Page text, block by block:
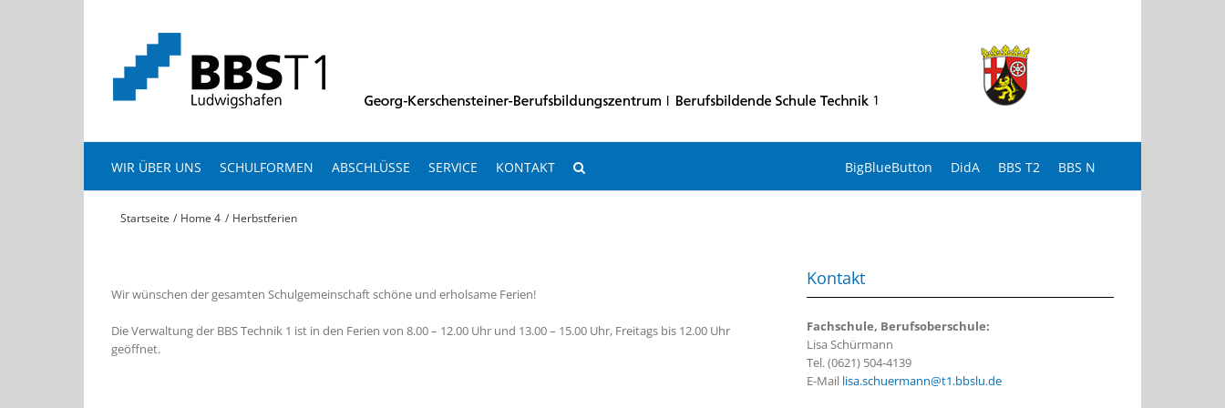
WIR ÜBER UNS SCHULFORMEN ABSCHLÜSSE SERVICE KONTAKT BBS N
BBS T2
DidA
BigBlueButton
Startseite Home 4 Herbstferien
Wir wünschen der gesamten Schulgemeinschaft schöne und erholsame Ferien!
Die Verwaltung der BBS Technik 1 ist in den Ferien von 8.00 – 12.00 Uhr und 13.00 – 15.00 Uhr, Freitags bis 12.00 Uhr
geöffnet.
Kontakt
Fachschule, Berufsoberschule:
Lisa Schürmann
Tel. (0621) 504-4139
E-Mail lisa.schuermann@t1.bbslu.de